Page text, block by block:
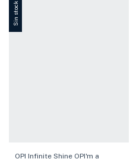
Sin stock
OPI Infinite Shine OPI'm a